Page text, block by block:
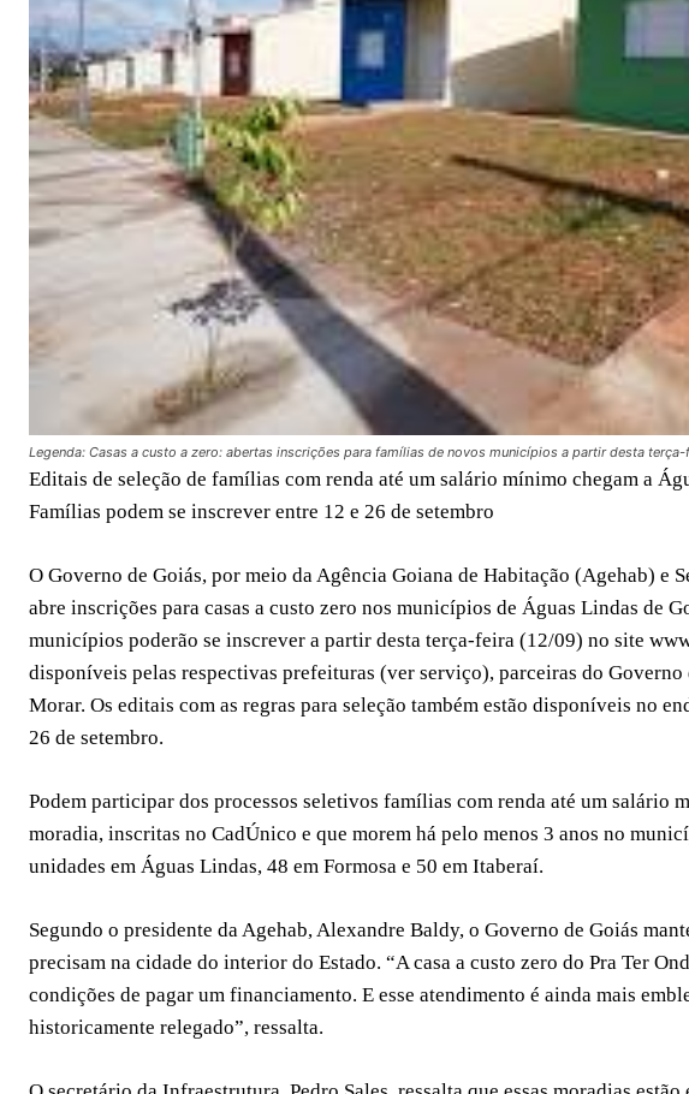
Legenda: Casas a custo a zero: abertas inscrições para famílias de novos municípios a partir desta
Editais de seleção de famílias com renda até um salário mínimo chegam a
Famílias podem se inscrever entre 12 e 26 de setembro
O Governo de Goiás, por meio da Agência Goiana de Habitação (Agehab) e
abre inscrições para casas a custo zero nos municípios de Águas Lindas de
municípios poderão se inscrever a partir desta terça-feira (12/09) no site
disponíveis pelas respectivas prefeituras (ver serviço), parceiras do Governo
Morar. Os editais com as regras para seleção também estão disponíveis no
26 de setembro.
Podem participar dos processos seletivos famílias com renda até um salário
moradia, inscritas no CadÚnico e que morem há pelo menos 3 anos no
unidades em Águas Lindas, 48 em Formosa e 50 em Itaberaí.
Segundo o presidente da Agehab, Alexandre Baldy, o Governo de Goiás
precisam na cidade do interior do Estado. “A casa a custo zero do Pra Ter
condições de pagar um financiamento. E esse atendimento é ainda mais
historicamente relegado”, ressalta.